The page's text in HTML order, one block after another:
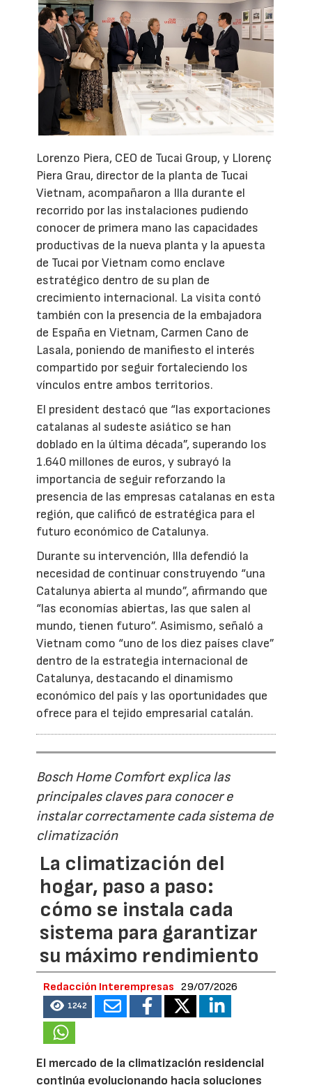
Lorenzo Piera, CEO de Tucai Group, y Llorenç
Piera Grau, director de la planta de Tucai
Vietnam, acompañaron a Illa durante el
recorrido por las instalaciones pudiendo
conocer de primera mano las capacidades
productivas de la nueva planta y la apuesta
de Tucai por Vietnam como enclave
estratégico dentro de su plan de
crecimiento internacional. La visita contó
también con la presencia de la embajadora
de España en Vietnam, Carmen Cano de
Lasala, poniendo de manifiesto el interés
compartido por seguir fortaleciendo los
vínculos entre ambos territorios.
El president destacó que “las exportaciones
catalanas al sudeste asiático se han
doblado en la última década”, superando los
1.640 millones de euros, y subrayó la
importancia de seguir reforzando la
presencia de las empresas catalanas en esta
región, que calificó de estratégica para el
futuro económico de Catalunya.
Durante su intervención, Illa defendió la
necesidad de continuar construyendo “una
Catalunya abierta al mundo”, afirmando que
“las economías abiertas, las que salen al
mundo, tienen futuro”. Asimismo, señaló a
Vietnam como “uno de los diez países clave”
dentro de la estrategia internacional de
Catalunya, destacando el dinamismo
económico del país y las oportunidades que
ofrece para el tejido empresarial catalán.
Bosch Home Comfort explica las
principales claves para conocer e
instalar correctamente cada sistema de
climatización
La climatización del
hogar, paso a paso:
cómo se instala cada
sistema para garantizar
su máximo rendimiento
Redacción Interempresas 29/07/2026
1242
El mercado de la climatización residencial
continúa evolucionando hacia soluciones